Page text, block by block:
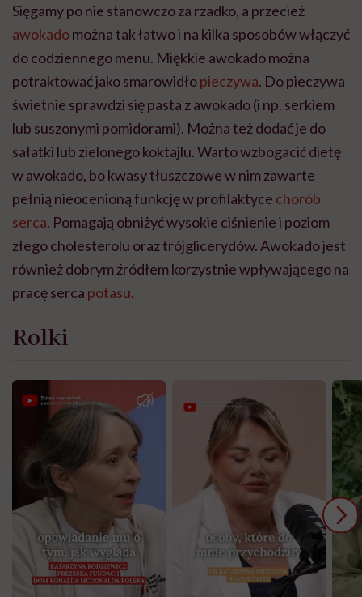
Sięgamy po nie stanowczo za rzadko, a przecież
awokadomożna tak łatwo i na kilka sposobów włączyć
do codziennego menu. Miękkie awokado można
potraktować jako smarowidłopieczywa. Do pieczywa
świetnie sprawdzi się pasta z awokado (i np. serkiem
lub suszonymi pomidorami). Można też dodać je do
sałatki lub zielonego koktajlu. Warto wzbogacić dietę
w awokado, bo kwasy tłuszczowe w nim zawarte
pełnią nieocenioną funkcję w profilaktyce chorób
serca. Pomagają obniżyć wysokie ciśnienie i poziom
złego cholesterolu oraz trójglicerydów. Awokado jest
również dobrym źródłem korzystnie wpływającego na
pracę serca potasu.
Rolki